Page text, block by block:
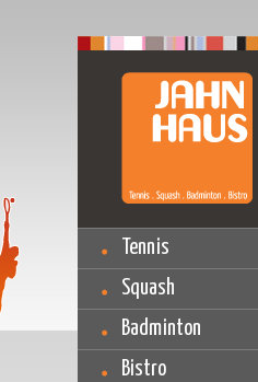
Tennis
Squash
Badminton
Bistro